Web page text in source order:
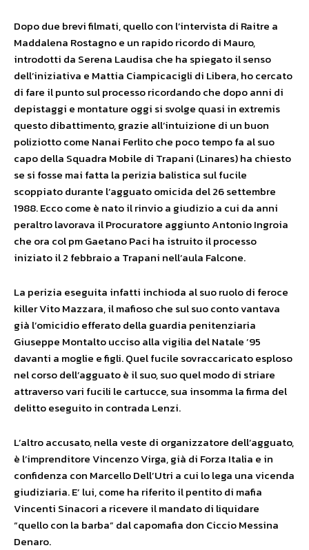
Dopo due brevi filmati, quello con l’intervista di Raitre a
Maddalena Rostagno e un rapido ricordo di Mauro,
introdotti da Serena Laudisa che ha spiegato il senso
dell’iniziativa e Mattia Ciampicacigli di Libera, ho cercato
di fare il punto sul processo ricordando che dopo anni di
depistaggi e montature oggi si svolge quasi in extremis
questo dibattimento, grazie all’intuizione di un buon
poliziotto come Nanai Ferlito che poco tempo fa al suo
capo della Squadra Mobile di Trapani (Linares) ha chiesto
se si fosse mai fatta la perizia balistica sul fucile
scoppiato durante l’agguato omicida del 26 settembre
1988. Ecco come è nato il rinvio a giudizio a cui da anni
peraltro lavorava il Procuratore aggiunto Antonio Ingroia
che ora col pm Gaetano Paci ha istruito il processo
iniziato il 2 febbraio a Trapani nell’aula Falcone.
La perizia eseguita infatti inchioda al suo ruolo di feroce
killer Vito Mazzara, il mafioso che sul suo conto vantava
già l’omicidio efferato della guardia penitenziaria
Giuseppe Montalto ucciso alla vigilia del Natale ’95
davanti a moglie e figli. Quel fucile sovraccaricato esploso
nel corso dell’agguato è il suo, suo quel modo di striare
attraverso vari fucili le cartucce, sua insomma la firma del
delitto eseguito in contrada Lenzi.
L’altro accusato, nella veste di organizzatore dell’agguato,
è l’imprenditore Vincenzo Virga, già di Forza Italia e in
confidenza con Marcello Dell’Utri a cui lo lega una vicenda
giudiziaria. E’ lui, come ha riferito il pentito di mafia
Vincenti Sinacori a ricevere il mandato di liquidare
“quello con la barba” dal capomafia don Ciccio Messina
Denaro.